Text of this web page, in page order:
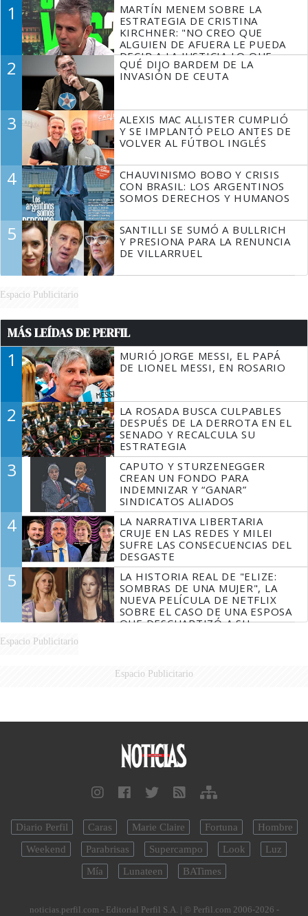
1
MARTÍN MENEM SOBRE LA
ESTRATEGIA DE CRISTINA
KIRCHNER: "NO CREO QUE
ALGUIEN DE AFUERA LE PUEDA
DECIR A LA JUSTICIA LO QUE
TIENE QUE HACER"
2
QUÉ DIJO BARDEM DE LA
INVASIÓN DE CEUTA
3
ALEXIS MAC ALLISTER CUMPLIÓ
Y SE IMPLANTÓ PELO ANTES DE
VOLVER AL FÚTBOL INGLÉS
4
CHAUVINISMO BOBO Y CRISIS
CON BRASIL: LOS ARGENTINOS
SOMOS DERECHOS Y HUMANOS
5
SANTILLI SE SUMÓ A BULLRICH
Y PRESIONA PARA LA RENUNCIA
DE VILLARRUEL
Espacio Publicitario
MÁS LEÍDAS DE PERFIL
1
MURIÓ JORGE MESSI, EL PAPÁ
DE LIONEL MESSI, EN ROSARIO
2
LA ROSADA BUSCA CULPABLES
DESPUÉS DE LA DERROTA EN EL
SENADO Y RECALCULA SU
ESTRATEGIA
3
CAPUTO Y STURZENEGGER
CREAN UN FONDO PARA
INDEMNIZAR Y “GANAR”
SINDICATOS ALIADOS
4
LA NARRATIVA LIBERTARIA
CRUJE EN LAS REDES Y MILEI
SUFRE LAS CONSECUENCIAS DEL
DESGASTE
5
LA HISTORIA REAL DE "ELIZE:
SOMBRAS DE UNA MUJER", LA
NUEVA PELÍCULA DE NETFLIX
SOBRE EL CASO DE UNA ESPOSA
QUE DESCUARTIZÓ A SU
Espacio Publicitario
Espacio Publicitario
Diario Perfil Caras Marie Claire Fortuna
Hombre
Weekend
Parabrisas Supercampo Look
Luz
Mía
Lunateen BATimes
noticias.perfil.com - Editorial Perfil S.A. | © Perfil.com 2006-2026 -